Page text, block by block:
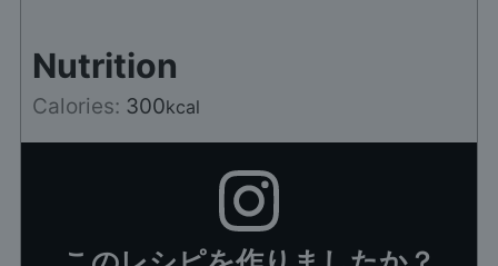
Nutrition
Calories: 300kcal